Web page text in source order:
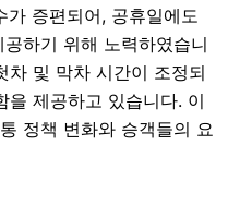
증편되어, 공휴일에도
하기 위해 노력하였습니
차 및 막차 시간이 조정되
을 제공하고 있습니다. 이
정책 변화와 승객들의 요